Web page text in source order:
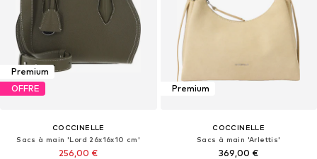
Premium
OFFRE
COCCINELLE
Sacs à main 'Lord 26x16x10 cm'
256,00 €
Premium
COCCINELLE
Sacs à main 'Arlettis'
369,00 €